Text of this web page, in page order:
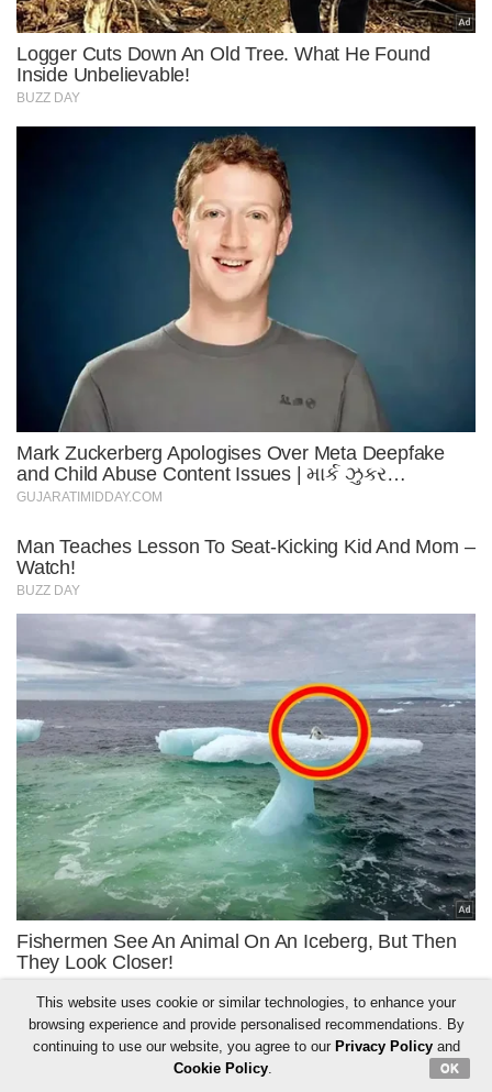
This website uses cookie or similar technologies, to enhance your
browsing experience and provide personalised recommendations. By
continuing to use our website, you agree to our Privacy Policyand
Cookie Policy. OK